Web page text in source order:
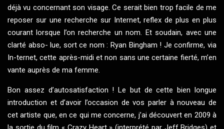
déjà vu concernant son visage. Ce serait bien trop facile de me
reposer sur une recherche sur Internet, reflex de plus en plus
courant lorsque l’on recherche un nom. Et soudain, avec une
clarté abso- lue, sort ce nom : Ryan Bingham ! Je confirme, via
In-ternet, cette après-midi et non sans une certaine fierté, m’en
vante auprès de ma femme.
Bon assez d’autosatisfaction ! Le but de cette bien longue
introduction et d’avoir l’occasion de vos parler à nouveau de
cet artiste que, en ce qui me concerne, j’ai découvert en 2009 à